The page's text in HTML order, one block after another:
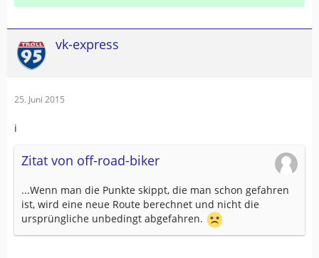
vk-express
25. Juni 2015
i
Zitat von off-road-biker
...Wenn man die Punkte skippt, die man schon gefahren
ist, wird eine neue Route berechnet und nicht die
ursprüngliche unbedingt abgefahren.